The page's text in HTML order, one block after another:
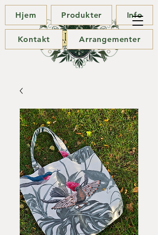
Hjem Produkter Info
Kontakt Arrangementer